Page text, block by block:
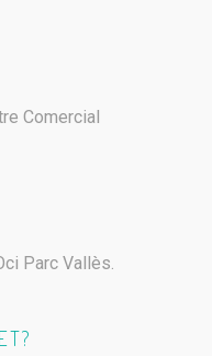
Comercial
Parc Vallès.